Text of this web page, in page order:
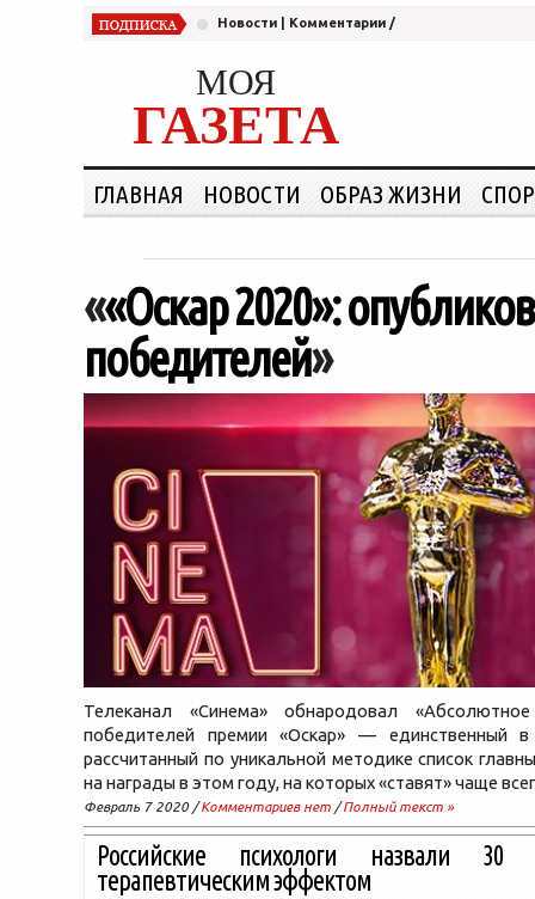
Новости Комментарии /
МОЯ
ГАЗЕТА
ГЛАВНАЯ НОВОСТИ ОБРАЗ ЖИЗНИ
««Оскар 2020»:
победителей»
Телеканал «Синема» обнародовал «Абсолютное
победителей премии «Оскар» — единственный
рассчитанный по уникальной методике список
на награды в этом году, на которых «ставят» чаще
Февраль 7 2020 /Комментариев нет /Полный текст »
Российские психологи назвали
терапевтическим эффектом